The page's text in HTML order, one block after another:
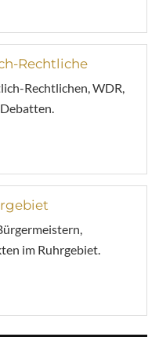
Rechtliche
Rechtlichen, WDR,
im Ruhrgebiet.